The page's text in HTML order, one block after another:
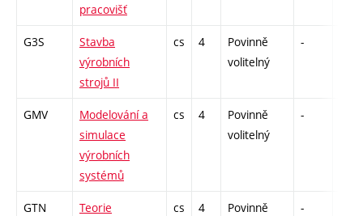
pracovišť
G3S
Stavba
výrobních
strojů II
cs 4
Povinně
volitelný
-
GMV
Modelování a
simulace
výrobních
systémů
cs 4
Povinně
volitelný
-
GTN
Teorie
cs 4
Povinně
-